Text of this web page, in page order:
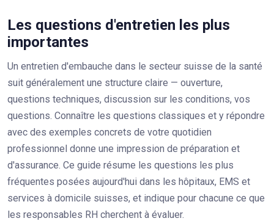
Les questions d'entretien les plus
importantes
Un entretien d'embauche dans le secteur suisse de la santé
suit généralement une structure claire — ouverture,
questions techniques, discussion sur les conditions, vos
questions. Connaître les questions classiques et y répondre
avec des exemples concrets de votre quotidien
professionnel donne une impression de préparation et
d'assurance. Ce guide résume les questions les plus
fréquentes posées aujourd'hui dans les hôpitaux, EMS et
services à domicile suisses, et indique pour chacune ce que
les responsables RH cherchent à évaluer.